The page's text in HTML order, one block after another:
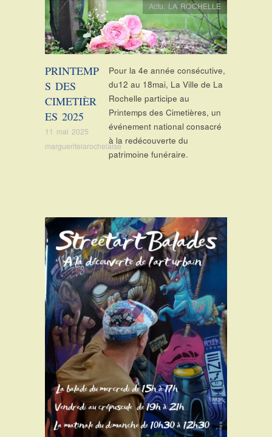
PRINTEMP
S DES
CIMETIÈR
ES 2025
11 mai 2025
margueritelarochelaise
Actu, LA ROCHELLE
Pour la 4e année consécutive,
du12 au 18mai, La Ville de La
Rochelle participe au
Printemps des Cimetières, un
événement national consacré
à la redécouverte du
patrimoine funéraire.